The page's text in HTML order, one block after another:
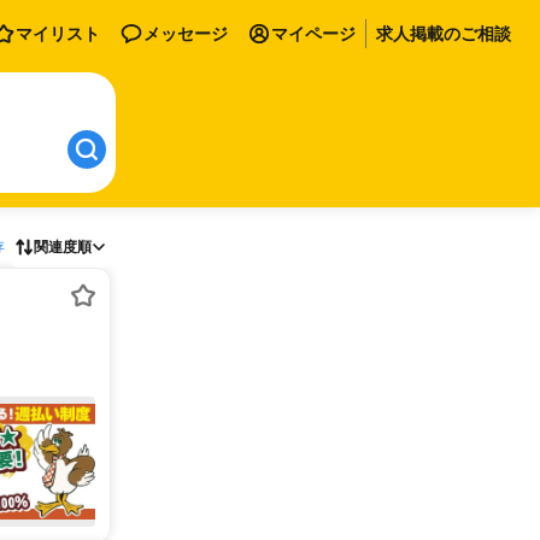
マイリスト メッセージ マイページ 求人掲載のご相談
関連度順